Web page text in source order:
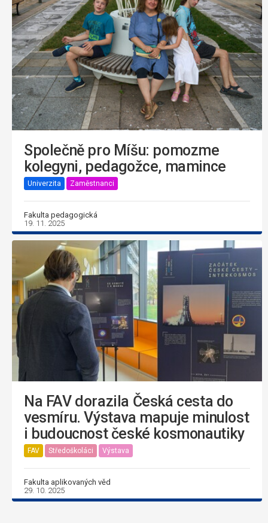
Společně pro Míšu: pomozme
kolegyni, pedagožce, mamince
Univerzita Zaměstnanci
Fakulta pedagogická
19. 11. 2025
Na FAV dorazila Česká cesta do
vesmíru. Výstava mapuje minulost
i budoucnost české kosmonautiky
FAV Středoškoláci Výstava
Fakulta aplikovaných věd
29. 10. 2025